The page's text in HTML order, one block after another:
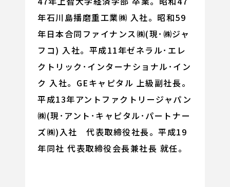
年石川島播磨重工業㈱ 入社。昭和59
年日本合同ファイナンス㈱(現･㈱ジャ
フコ) 入社。平成11年ゼネラル･エレ
クトリック･インターナショナル･イン
ク 入社。GEキャピタル 上級副社長。
平成13年アントファクトリージャパン
㈱(現･アント･キャピタル･パートナー
ズ㈱)入社 代表取締役社長。平成19
年同社 代表取締役会長兼社長 就任。